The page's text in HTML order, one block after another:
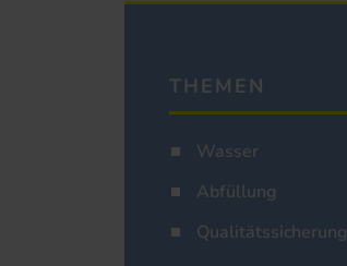
THEMEN
Wasser
Abfüllung
Qualitätssicherung